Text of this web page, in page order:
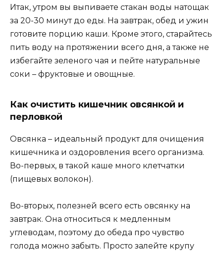
Итак, утром вы выпиваете стакан воды натощак
за 20-30 минут до еды. На завтрак, обед и ужин
готовите порцию каши. Кроме этого, старайтесь
пить воду на протяжении всего дня, а также не
избегайте зеленого чая и пейте натуральные
соки – фруктовые и овощные.
Как очистить кишечник овсянкой и
перловкой
Овсянка – идеальный продукт для очищения
кишечника и оздоровления всего организма.
Во-первых, в такой каше много клетчатки
(пищевых волокон).
Во-вторых, полезней всего есть овсянку на
завтрак. Она относиться к медленным
углеводам, поэтому до обеда про чувство
голода можно забыть. Просто залейте крупу